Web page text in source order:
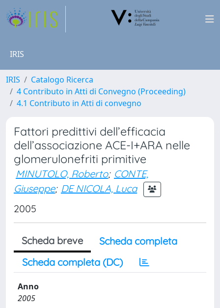
IRIS
IRIS
Catalogo Ricerca
4 Contributo in Atti di Convegno (Proceeding)
4.1 Contributo in Atti di convegno
Fattori predittivi dell’efficacia
dell’associazione ACE-I+ARA nelle
glomerulonefriti primitive
MINUTOLO, Roberto; CONTE,
Giuseppe; DE NICOLA, Luca
2005
Scheda breve
Scheda completa
Scheda completa (DC)
Anno
2005